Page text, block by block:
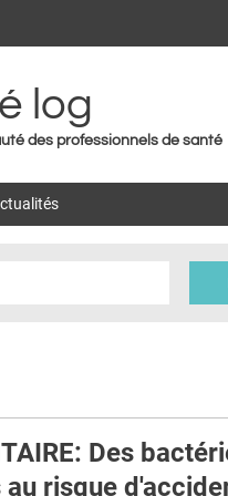
log
des professionnels de santé
Des
au risque